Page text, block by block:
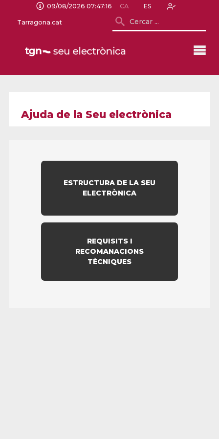
09/08/2026 07:47:16
Tarragona.cat
CA ES
Ajuda de la Seu electrònica
ESTRUCTURA DE LA SEU
ELECTRÒNICA
REQUISITS I
RECOMANACIONS
TÈCNIQUES